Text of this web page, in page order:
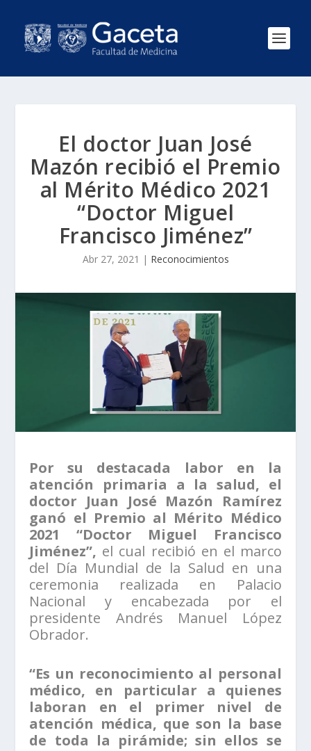
El doctor Juan José
Mazón recibió el Premio
al Mérito Médico 2021
“Doctor Miguel
Francisco Jiménez”
Abr 27, 2021 | Reconocimientos
Por su destacada labor en la
atención primaria a la salud, el
doctor Juan José Mazón Ramírez
ganó el Premio al Mérito Médico
2021 “Doctor Miguel Francisco
Jiménez”, el cual recibió en el marco
del Día Mundial de la Salud en una
ceremonia realizada en Palacio
Nacional y encabezada por el
presidente Andrés Manuel López
Obrador.
“Es un reconocimiento al personal
médico, en particular a quienes
laboran en el primer nivel de
atención médica, que son la base
de toda la pirámide; sin ellos se